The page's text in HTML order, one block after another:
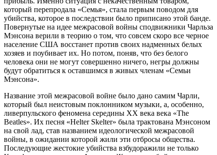
который перепродала «Семья», стала первым поводом для
убийства, которое в последствии было приписано этой банде.
Повернутые на идее межрасовой войны сподвижники Чарльза
Мэнсона верили в теорию о том, что совсем скоро все черное
население США восстанет против своих надменных белых
хозяев и поубивает их. Но потом, поняв, что без белого
человека они не могут совершенно ничего, негры должны
будут обратиться к оставшимся в живых членам «Семьи
Мэнсона».
Название этой межрасовой войне было дано самим Чарли,
который был неистовым поклонником музыки, а, особенно,
ливерпульского феномена середины ХХ века века «The
Beatles». Их песня «Helter Skelter» была трактована Мэнсоном
на свой лад, став названием идеологической межрасовой
войны, в ожидании которой жили эти отбросы общества.
Последующие жестокие убийства взбудоражили не только